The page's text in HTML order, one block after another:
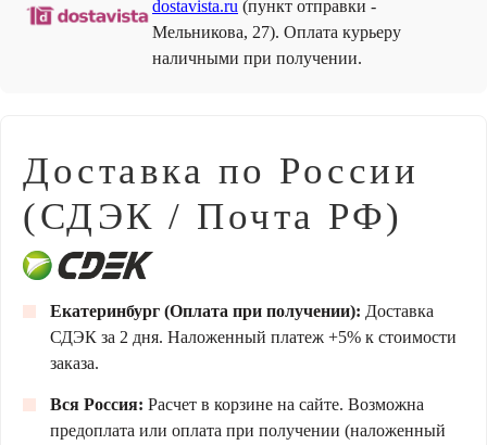
dostavista.ru (пункт отправки -
Мельникова, 27). Оплата курьеру
наличными при получении.
Доставка по России
(СДЭК / Почта РФ)
Екатеринбург (Оплата при получении): Доставка
СДЭК за 2 дня. Наложенный платеж +5% к стоимости
заказа.
Вся Россия: Расчет в корзине на сайте. Возможна
предоплата или оплата при получении (наложенный